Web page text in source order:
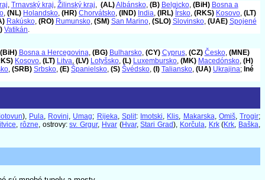
, Trnavský kraj, Žilinský kraj, (AL)Albánsko, (B) Belgicko, (BiH) Bosna a
, (NL) Holandsko, (HR) Chorvátsko, (IND) India, (IRL) Írsko, (RKS) Kosovo, (LT)
Rakúsko, (RO) Rumunsko, (SM) San Marino, (SLO) Slovinsko, (UAE) Spojené
Vatikán.
(BiH) Bosna a Hercegovina, (BG) Bulharsko, (CY) Cyprus, (CZ) Česko, (MNE)
Kosovo, (LT) Litva, (LV) Lotyšsko, (L) Luxembursko, (MK) Macedónsko, (H)
, (SRB) Srbsko, (E) Španielsko, (S) Švédsko, (I) Taliansko, (UA) Ukrajina; Iné
), Pula, Rovinj, Umag; Rijeka, Split: Imotski, Klis, Makarska, Omiš, Trogir;
, rôzne, ostrovy:sv. Grgur, Hvar(Hvar,Stari Grad), Korčula, Krk(Krk, Baška,